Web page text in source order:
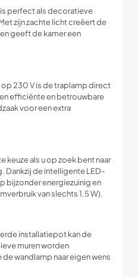
perfect als decoratieve
zijn zachte licht creëert de
geeft de kamer een
230 V is de traplamp direct
efficiënte en betrouwbare
voor een extra
keuze als u op zoek bent naar
Dankzij de intelligente LED-
bijzonder energiezuinig en
van slechts 1,5 W).
installatiepot kan de
muren worden
wandlamp naar eigen wens